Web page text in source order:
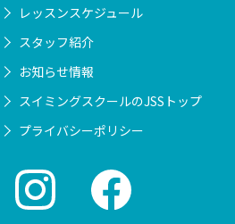
レッスンスケジュール
スタッフ紹介
お知らせ情報
スイミングスクールのJSSトップ
プライバシーポリシー